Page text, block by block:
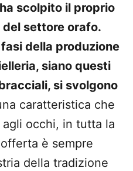
scolpito il proprio
settore orafo.
della produzione
siano questi
si svolgono
caratteristica che
occhi, in tutta la
è sempre
della tradizione